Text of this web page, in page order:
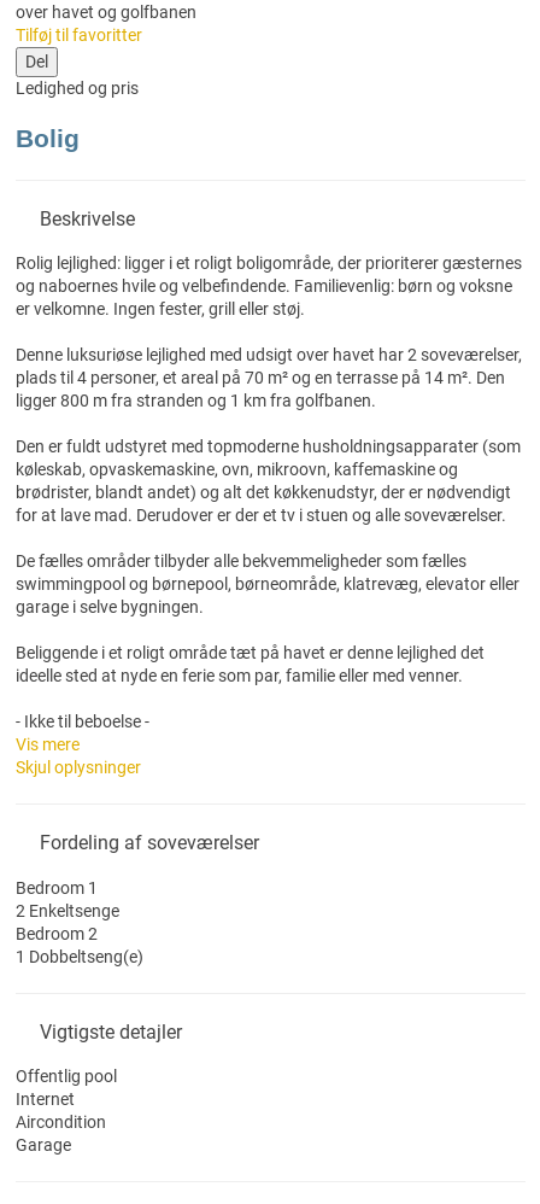
over havet og golfbanen
Tilføj til favoritter
Del
Ledighed og pris
Bolig
Beskrivelse
Rolig lejlighed: ligger i et roligt boligområde, der prioriterer gæsternes
og naboernes hvile og velbefindende. Familievenlig: børn og voksne
er velkomne. Ingen fester, grill eller støj.
Denne luksuriøse lejlighed med udsigt over havet har 2 soveværelser,
plads til 4 personer, et areal på 70 m² og en terrasse på 14 m². Den
ligger 800 m fra stranden og 1 km fra golfbanen.
Den er fuldt udstyret med topmoderne husholdningsapparater (som
køleskab, opvaskemaskine, ovn, mikroovn, kaffemaskine og
brødrister, blandt andet) og alt det køkkenudstyr, der er nødvendigt
for at lave mad. Derudover er der et tv i stuen og alle soveværelser.
De fælles områder tilbyder alle bekvemmeligheder som fælles
swimmingpool og børnepool, børneområde, klatrevæg, elevator eller
garage i selve bygningen.
Beliggende i et roligt område tæt på havet er denne lejlighed det
ideelle sted at nyde en ferie som par, familie eller med venner.
- Ikke til beboelse -
Vis mere
Skjul oplysninger
Fordeling af soveværelser
Bedroom 1
2 Enkeltsenge
Bedroom 2
1 Dobbeltseng(e)
Vigtigste detajler
Offentlig pool
Internet
Aircondition
Garage